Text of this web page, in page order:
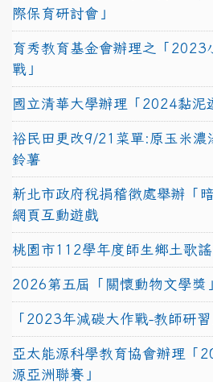
際保育研討會」
育秀教育基金會辦理之「2023
戰」
國立清華大學辦理「2024黏泥
裕民田更改9/21菜單:原玉米濃
鈴薯
新北市政府稅捐稽徵處舉辦「
網頁互動遊戲
桃園市112學年度師生鄉土歌
2026第五屆「關懷動物文學獎
「2023年減碳大作戰-教師研習
亞太能源科學教育協會辦理「
源亞洲聯賽」